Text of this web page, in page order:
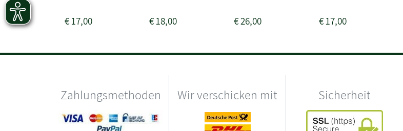
€17,00 €18,00 €26,00 €17,00
Zahlungsmethoden Wir verschicken mit Sicherheit